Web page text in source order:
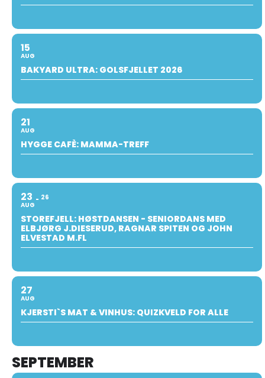
15
AUG
BAKYARD ULTRA: GOLSFJELLET 2026
21
AUG
HYGGE CAFÈ: MAMMA-TREFF
23
AUG
26
STOREFJELL: HØSTDANSEN - SENIORDANS MED
ELBJØRG J.DIESERUD, RAGNAR SPITEN OG JOHN
ELVESTAD M.FL
27
AUG
KJERSTI`S MAT & VINHUS: QUIZKVELD FOR ALLE
SEPTEMBER